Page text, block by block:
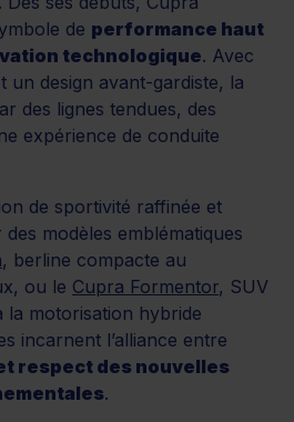
de performance haut
technologique. Avec
un design avant-gardiste, la
des lignes tendues, des
expérience de conduite
de sportivité raffinée et
modèles emblématiques
, berline compacte au
ou le Cupra Formentor, SUV
la motorisation hybride
incarnent l’alliance entre
respect des nouvelles
.